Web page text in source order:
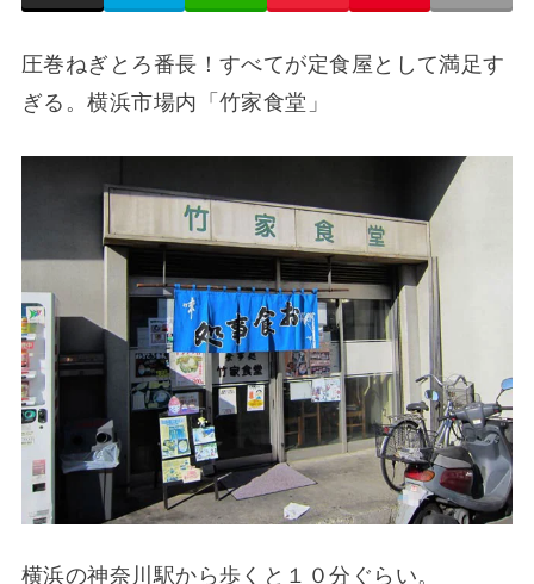
圧巻ねぎとろ番長！すべてが定食屋として満足す
ぎる。横浜市場内「竹家食堂」
横浜の神奈川駅から歩くと１０分ぐらい。